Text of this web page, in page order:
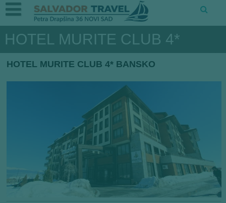
HOTEL MURITE CLUB 4*
HOTEL MURITE CLUB 4* BANSKO